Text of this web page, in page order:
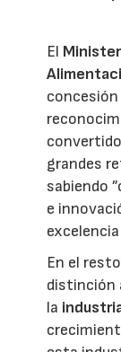
El
grandes
sabiendo
e
En el
distinción
la